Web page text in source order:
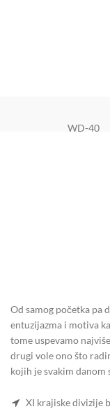
WD-40
Od samog početka pa
entuzijazma i motiva
tome uspevamo
drugi vole ono što
kojih je svakim danom
XI krajiske divizije